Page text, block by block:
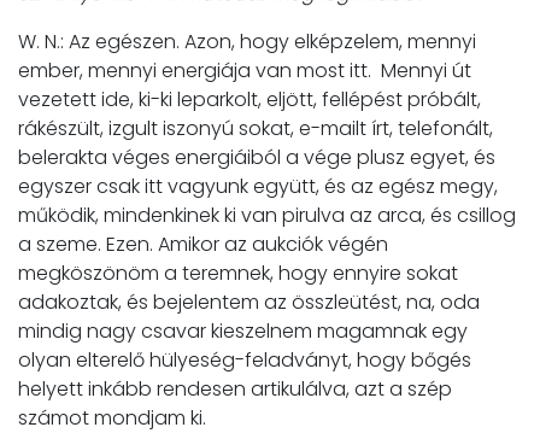
W. N.: Az egészen. Azon, hogy elképzelem, mennyi
ember, mennyi energiája van most itt. Mennyi út
vezetett ide, ki-ki leparkolt, eljött, fellépést próbált,
rákészült, izgult iszonyú sokat, e-mailt írt, telefonált,
belerakta véges energiáiból a vége plusz egyet, és
egyszer csak itt vagyunk együtt, és az egész megy,
működik, mindenkinek ki van pirulva az arca, és csillog
a szeme. Ezen. Amikor az aukciók végén
megköszönöm a teremnek, hogy ennyire sokat
adakoztak, és bejelentem az összleütést, na, oda
mindig nagy csavar kieszelnem magamnak egy
olyan elterelő hülyeség-feladványt, hogy bőgés
helyett inkább rendesen artikulálva, azt a szép
számot mondjam ki.